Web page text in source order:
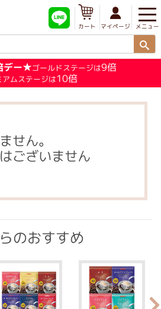
メニュー
マイページ
カート
デー★ゴールドステージは9倍
アムステージは10倍
せん。
ございません
のおすすめ